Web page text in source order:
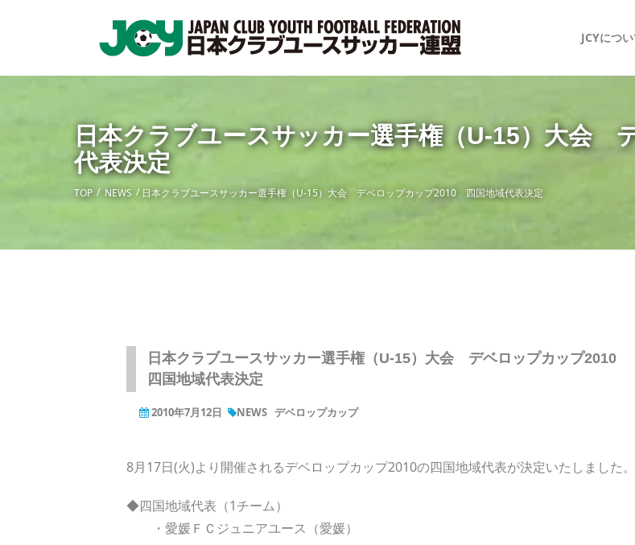
JCYにつ
日本クラブユースサッカー選手権（U-15）大会
代表決定
TOP NEWS 日本クラブユースサッカー選手権（U-15）大会 デベロップカップ2010 四国地域代表決定
日本クラブユースサッカー選手権（U-15）大会 デベロップカップ2010
四国地域代表決定
2010年7月12日 NEWS デベロップカップ
8月17日(火)より開催されるデベロップカップ2010の四国地域代表が決定いたしました。
◆四国地域代表（1チーム）
・愛媛ＦＣジュニアユース（愛媛）